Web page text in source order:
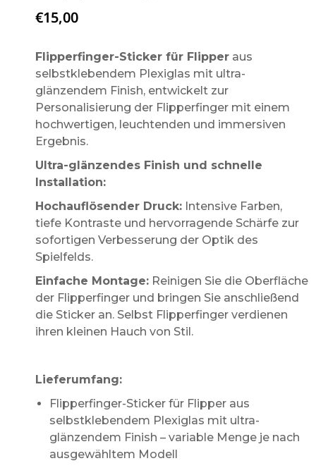
€15,00
Flipperfinger-Sticker für Flipper aus
selbstklebendem Plexiglas mit ultra-
glänzendem Finish, entwickelt zur
Personalisierung der Flipperfinger mit einem
hochwertigen, leuchtenden und immersiven
Ergebnis.
Ultra-glänzendes Finish und schnelle
Installation:
Hochauflösender Druck: Intensive Farben,
tiefe Kontraste und hervorragende Schärfe zur
sofortigen Verbesserung der Optik des
Spielfelds.
Einfache Montage: Reinigen Sie die Oberfläche
der Flipperfinger und bringen Sie anschließend
die Sticker an. Selbst Flipperfinger verdienen
ihren kleinen Hauch von Stil.
Lieferumfang:
Flipperfinger-Sticker für Flipper aus
selbstklebendem Plexiglas mit ultra-
glänzendem Finish – variable Menge je nach
ausgewähltem Modell